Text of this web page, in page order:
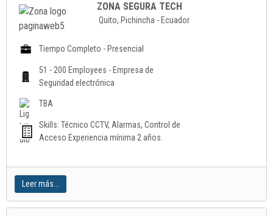
ZONA SEGURA TECH
Quito, Pichincha - Ecuador
Tiempo Completo - Presencial
51 - 200 Employees - Empresa de
Seguridad electrónica
TBA
Skills: Técnico CCTV, Alarmas, Control de
Acceso Experiencia mínima 2 años.
Leer más...